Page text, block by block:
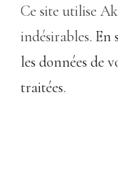
Ce site utilise
indésirables. En
les données de
traitées.